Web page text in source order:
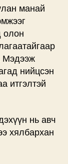
манай
олон
Мэдээж
нийцсэн
итгэлтэй
нь авч
хялбархан